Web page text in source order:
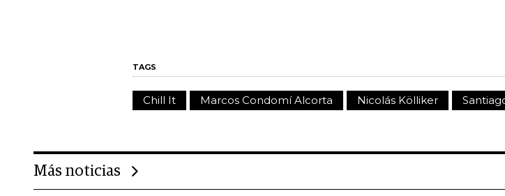
TAGS
Chill It Marcos Condomí Alcorta Nicolás Kölliker
Más noticias